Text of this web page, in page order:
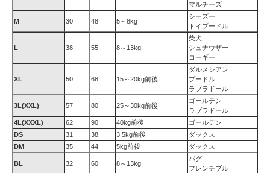
マルチーズ
M 30 48 5～8kg
シーズー
トイプードル
L 38 55 8～13kg
柴犬
シュナウザー
コーギー
XL 50 68 15～20kg前後
ダルメシアン
プードル
ラブラドール
3L(XXL) 57 80 25～30kg前後
ゴールデン
ラブラドール
4L(XXXL)
62 90 40kg前後
ゴールデン
DS
31 38 3.5kg前後
ダックス
DM
35 44 5kg前後 ダックス
BL 32 60 8～13kg
パグ
フレンチブル